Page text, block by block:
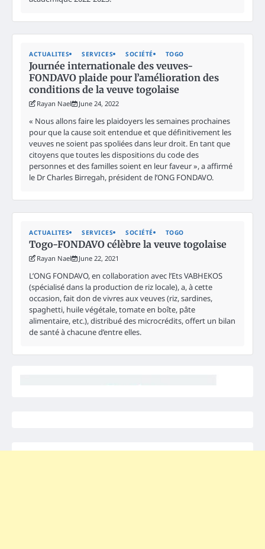
ACTUALITES SERVICES SOCIÉTÉ TOGO
Journée internationale des veuves-
FONDAVO plaide pour l’amélioration des
conditions de la veuve togolaise
Rayan Nael June 24, 2022
« Nous allons faire les plaidoyers les semaines prochaines
pour que la cause soit entendue et que définitivement les
veuves ne soient pas spoliées dans leur droit. En tant que
citoyens que toutes les dispositions du code des
personnes et des familles soient en leur faveur », a affirmé
le Dr Charles Birregah, président de l’ONG FONDAVO.
ACTUALITES SERVICES SOCIÉTÉ TOGO
Togo-FONDAVO célèbre la veuve togolaise
Rayan Nael June 22, 2021
L’ONG FONDAVO, en collaboration avec l’Ets VABHEKOS
(spécialisé dans la production de riz locale), a, à cette
occasion, fait don de vivres aux veuves (riz, sardines,
spaghetti, huile végétale, tomate en boîte, pâte
alimentaire, etc.), distribué des microcrédits, offert un bilan
de santé à chacune d’entre elles.